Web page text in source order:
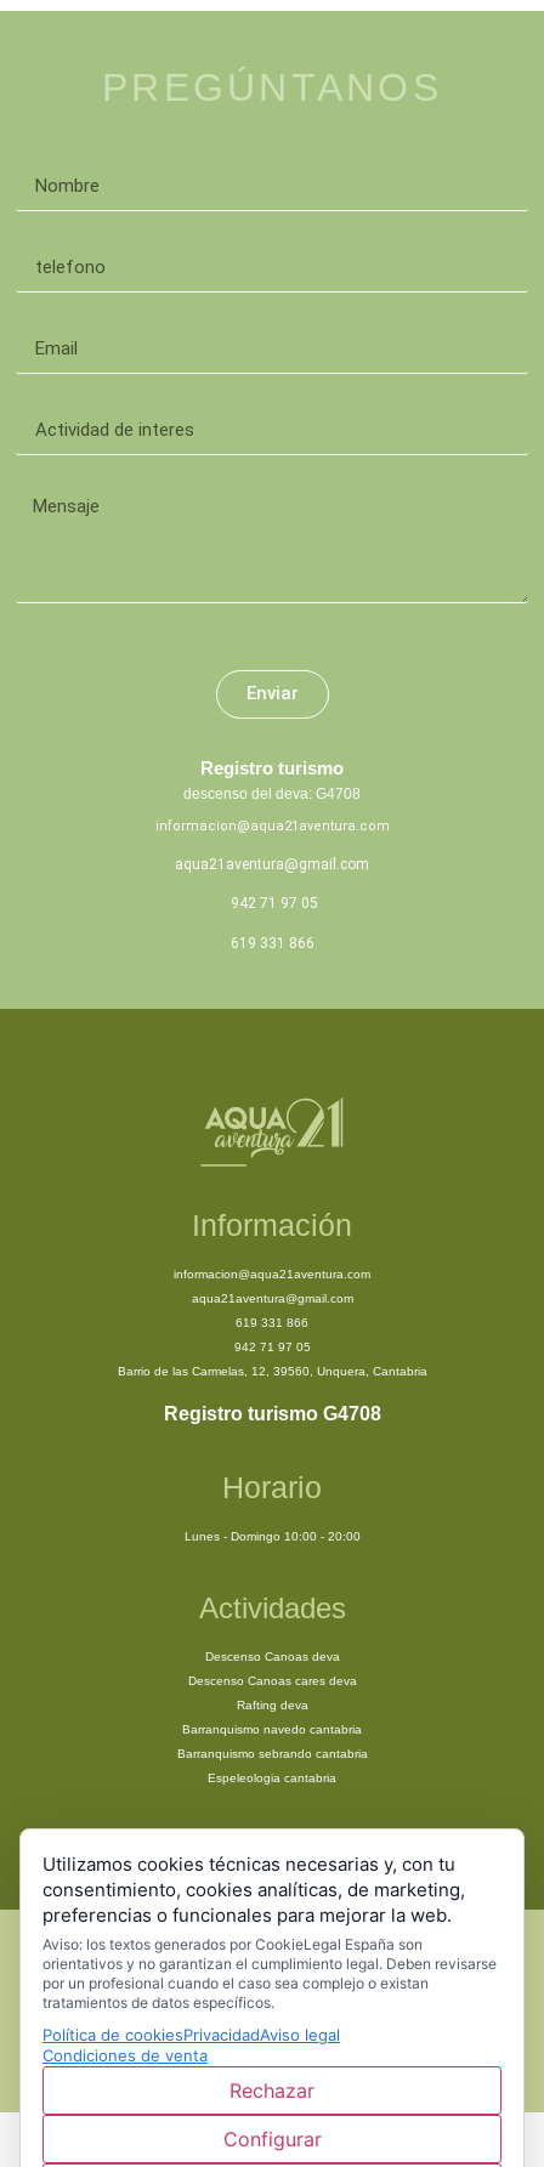
PREGÚNTANOS
Enviar
Registro turismo
descenso del deva: G4708
informacion@aqua21aventura.com
aqua21aventura@gmail.com
942 71 97 05
619 331 866
Información
informacion@aqua21aventura.com
aqua21aventura@gmail.com
619 331 866
942 71 97 05
Barrio de las Carmelas, 12, 39560, Unquera, Cantabria
Registro turismo G4708
Horario
Lunes - Domingo 10:00 - 20:00
Actividades
Descenso Canoas deva
Descenso Canoas cares deva
Rafting deva
Barranquismo navedo cantabria
Barranquismo sebrando cantabria
Espeleologia cantabria
Vía ferrata cantabria
© 2019 diseño gráfico y desarrollo web por Gelmarine
Utilizamos cookies técnicas necesarias y, con tu
consentimiento, cookies analíticas, de marketing,
preferencias o funcionales para mejorar la web.
Aviso: los textos generados por CookieLegal España son
orientativos y no garantizan el cumplimiento legal. Deben revisarse
por un profesional cuando el caso sea complejo o existan
tratamientos de datos específicos.
Política de cookiesPrivacidadAviso legal
Condiciones de venta
Rechazar
Configurar